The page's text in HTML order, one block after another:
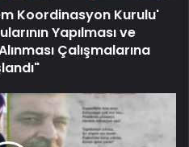
Koordinasyon Kurulu'
Yapılması ve
Çalışmalarına